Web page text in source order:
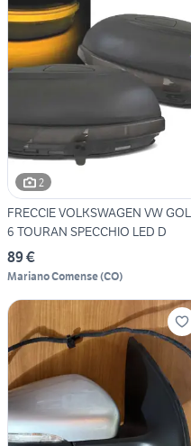
2
FRECCIE VOLKSWAGEN VW
6 TOURAN SPECCHIO LED D
89 €
Mariano Comense(CO)